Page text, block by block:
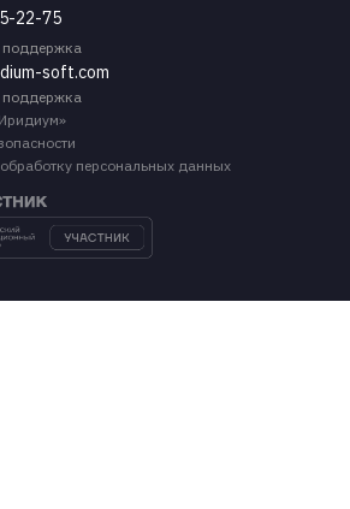
22-75
поддержка
soft.com
поддержка
персональных данных